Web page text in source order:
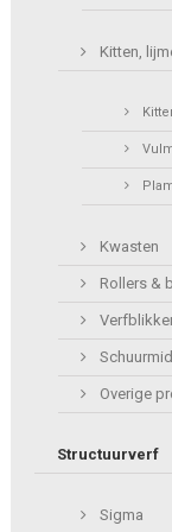
Kitten,
Kwasten
Rollers &
Overige
Structuurverf
Sigma